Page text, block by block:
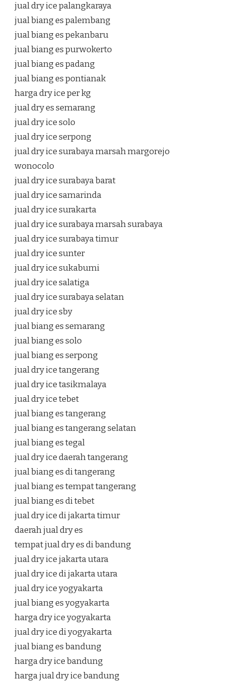
jual dry ice palangkaraya
jual biang es palembang
jual biang es pekanbaru
jual biang es purwokerto
jual biang es padang
jual biang es pontianak
harga dry ice per kg
jual dry es semarang
jual dry ice solo
jual dry ice serpong
jual dry ice surabaya marsah margorejo
wonocolo
jual dry ice surabaya barat
jual dry ice samarinda
jual dry ice surakarta
jual dry ice surabaya marsah surabaya
jual dry ice surabaya timur
jual dry ice sunter
jual dry ice sukabumi
jual dry ice salatiga
jual dry ice surabaya selatan
jual dry ice sby
jual biang es semarang
jual biang es solo
jual biang es serpong
jual dry ice tangerang
jual dry ice tasikmalaya
jual dry ice tebet
jual biang es tangerang
jual biang es tangerang selatan
jual biang es tegal
jual dry ice daerah tangerang
jual biang es di tangerang
jual biang es tempat tangerang
jual biang es di tebet
jual dry ice di jakarta timur
daerah jual dry es
tempat jual dry es di bandung
jual dry ice jakarta utara
jual dry ice di jakarta utara
jual dry ice yogyakarta
jual biang es yogyakarta
harga dry ice yogyakarta
jual dry ice di yogyakarta
jual biang es bandung
harga dry ice bandung
harga jual dry ice bandung